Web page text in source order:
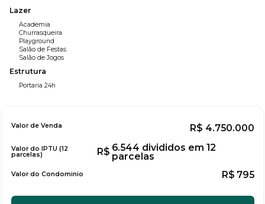
Lazer
Academia
Churrasqueira
Playground
Salão de Festas
Salão de Jogos
Estrutura
Portaria 24h
R$ 4.750.000
Valor de Venda
Valor do IPTU (12
parcelas) R$ 6.544 divididos em 12
parcelas
Valor do Condominio R$ 795